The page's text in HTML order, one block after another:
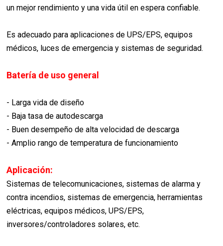
un mejor rendimiento y una vida útil en espera confiable.
Es adecuado para aplicaciones de UPS/EPS, equipos
médicos, luces de emergencia y sistemas de seguridad.
Batería de uso general
- Larga vida de diseño
- Baja tasa de autodescarga
- Buen desempeño de alta velocidad de descarga
- Amplio rango de temperatura de funcionamiento
Aplicación:
Sistemas de telecomunicaciones, sistemas de alarma y
contra incendios, sistemas de emergencia, herramientas
eléctricas, equipos médicos, UPS/EPS,
inversores/controladores solares, etc.